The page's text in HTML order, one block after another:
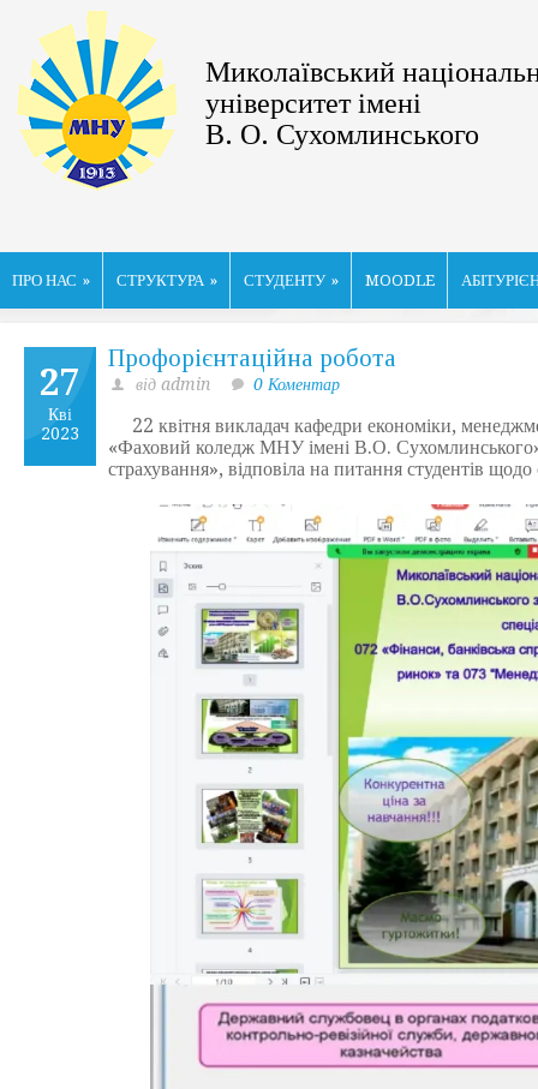
Миколаївський
університет імені
В. О. Сухомлинського
ПРО НАС » СТРУКТУРА » СТУДЕНТУ » MOODLE
27
Кві
2023
Профорієнтаційна робота
від admin 0 Коментар
22 квітня викладач кафедри економіки,
«Фаховий коледж МНУ імені В.О. Сухомлинського»
страхування», відповіла на питання студентів